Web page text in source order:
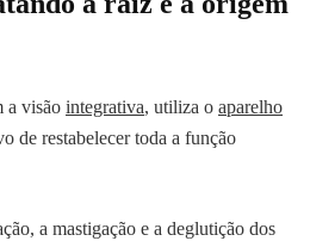
a visão integrativa, utiliza o aparelho
de restabelecer toda a função
a mastigação e a deglutição dos